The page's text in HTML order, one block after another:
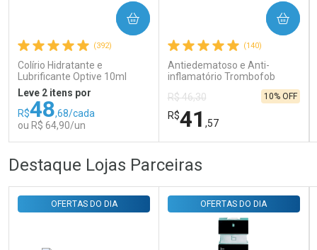
Comprar sem Desconto
Por R$ 29,30/cada
Comprar sem Desconto
Por R$ 29,30/cada
(392)
Colírio Hidratante e
Lubrificante Optive 10ml
Leve 2 itens por
R$48,68/cada
ou R$ 64,90/un
COMPRAR
FECHAR
Laboratório
FECHAR
Por Menos
(140)
Antiedematoso e Anti-
inflamatório Trombofob
R$ 46,30
R$41 ,57
10% OFF
COMPRAR
Destaque Lojas Parceiras
OFERTAS DO DIA OFERTAS DO DIA